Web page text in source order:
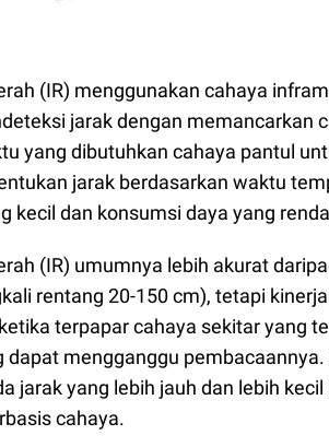
(IR) menggunakan cahaya
jarak dengan memancarkan
yang dibutuhkan cahaya pantul
jarak berdasarkan waktu
kecil dan konsumsi daya yang
(IR) umumnya lebih akurat
rentang 20-150 cm), tetapi
terpapar cahaya sekitar yang
dapat mengganggu
jarak yang lebih jauh dan lebih
cahaya.